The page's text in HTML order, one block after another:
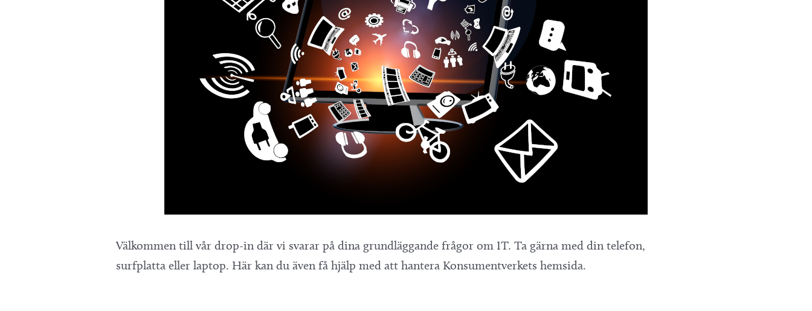
Välkommen till vår drop-in där vi svarar på dina grundläggande frågor om IT. Ta gärna med din telefon,
surfplatta eller laptop. Här kan du även få hjälp med att hantera Konsumentverkets hemsida.